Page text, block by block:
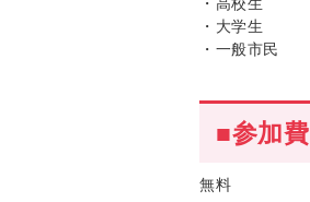
・大学生
・一般市民
■参加費
無料